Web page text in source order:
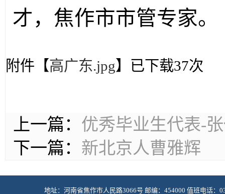
才，焦作市市管专家。
附件【高广东.jpg】已下载37次
上一篇： 优秀毕业生代表-
下一篇： 新北京人曹雅辉
地址：河南省焦作市人民路3066号 邮编：454000 值班电话：